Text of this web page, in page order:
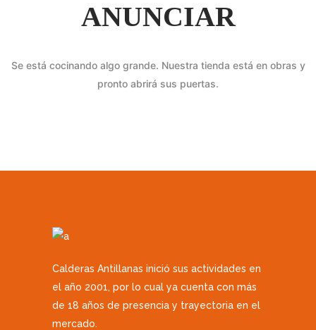
ANUNCIAR
Se está cocinando algo grande. Nuestra tienda está en obras y
pronto abrirá sus puertas.
Calderas Antillanas inició sus actividades en
el año 2001, por lo cual ya cuenta con más
de 18 años de presencia y trayectoria en el
mercado.